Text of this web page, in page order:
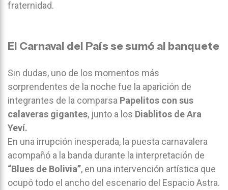
fraternidad.
El Carnaval del País se sumó al banquete
Sin dudas, uno de los momentos más
sorprendentes de la noche fue la aparición de
integrantes de la comparsa Papelitos con sus
calaveras gigantes, junto a los Diablitos de Ara
Yeví.
En una irrupción inesperada, la puesta carnavalera
acompañó a la banda durante la interpretación de
“Blues de Bolivia”, en una intervención artística que
ocupó todo el ancho del escenario del Espacio Astra.